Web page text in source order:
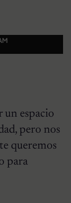
un espacio
pero nos
queremos
para